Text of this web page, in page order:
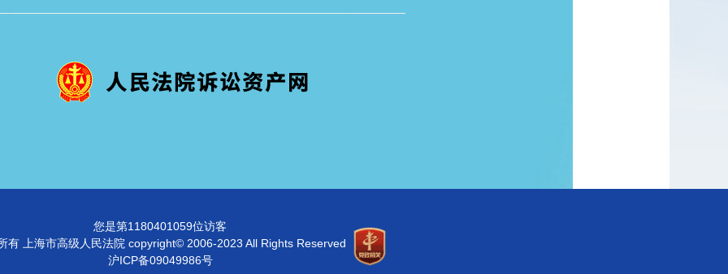
您是第1180401059位访客
有 上海市高级人民法院 copyright© 2006-2023 All Rights Reserved
沪ICP备09049986号